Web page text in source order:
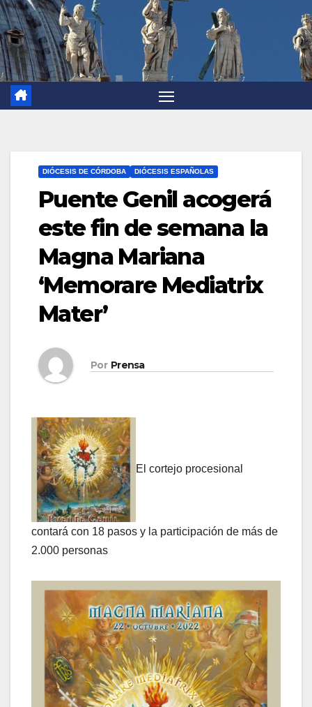
DIÓCESIS DE CÓRDOBA DIÓCESIS ESPAÑOLAS
Puente Genil acogerá
este fin de semana la
Magna Mariana
‘Memorare Mediatrix
Mater’
Por Prensa
El cortejo procesional
contará con 18 pasos y la participación de más de
2.000 personas